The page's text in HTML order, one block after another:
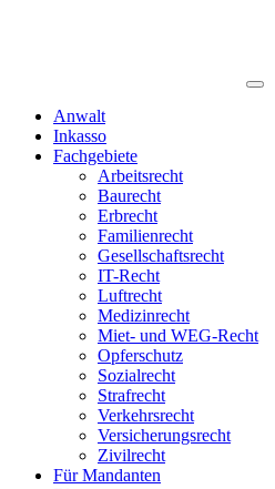
Anwalt
Inkasso
Fachgebiete
Arbeitsrecht
Baurecht
Erbrecht
Familienrecht
Gesellschaftsrecht
IT-Recht
Luftrecht
Medizinrecht
Miet- und WEG-Recht
Opferschutz
Sozialrecht
Strafrecht
Verkehrsrecht
Versicherungsrecht
Zivilrecht
Für Mandanten